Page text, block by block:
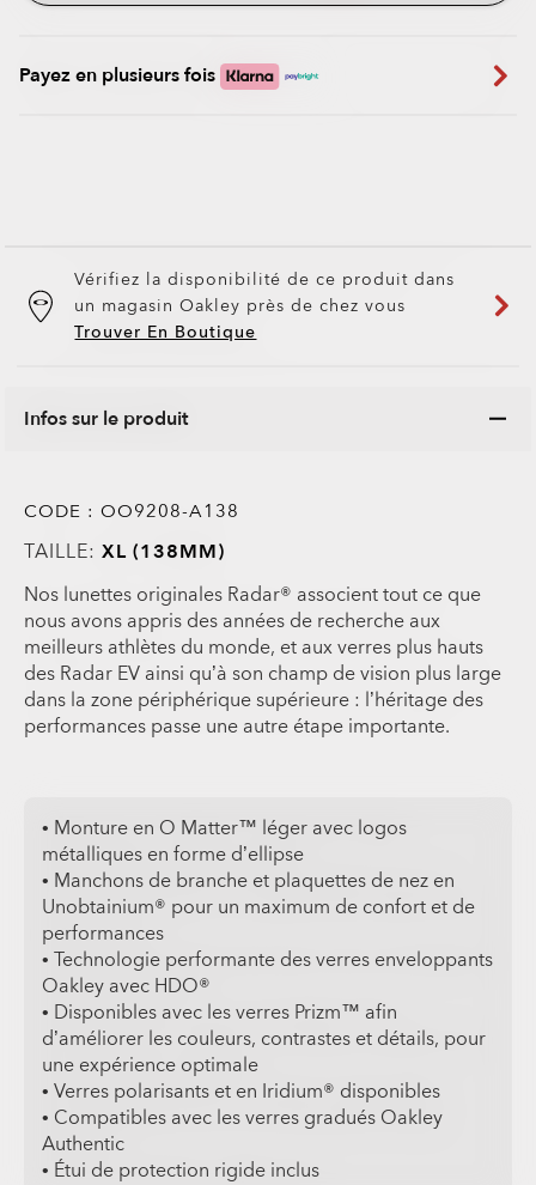
Payez en plusieurs fois
Vérifiez la disponibilité de ce produit dans
un magasin Oakley près de chez vous
Trouver En Boutique
Infos sur le produit
CODE : OO9208-A138
TAILLE:XL (138MM)
Nos lunettes originales Radar® associent tout ce que
nous avons appris des années de recherche aux
meilleurs athlètes du monde, et aux verres plus hauts
des Radar EV ainsi qu’à son champ de vision plus large
dans la zone périphérique supérieure : l’héritage des
performances passe une autre étape importante.
• Monture en O Matter™ léger avec logos
métalliques en forme d’ellipse
• Manchons de branche et plaquettes de nez en
Unobtainium® pour un maximum de confort et de
performances
• Technologie performante des verres enveloppants
Oakley avec HDO®
• Disponibles avec les verres Prizm™ afin
d’améliorer les couleurs, contrastes et détails, pour
une expérience optimale
• Verres polarisants et en Iridium® disponibles
• Compatibles avec les verres gradués Oakley
Authentic
• Étui de protection rigide inclus